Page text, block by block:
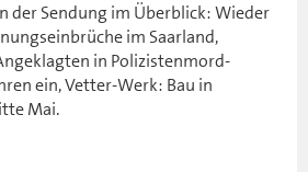
der Sendung im Überblick: Wieder
im Saarland,
in Polizistenmord-
ein, Vetter-Werk: Bau in
Mai.